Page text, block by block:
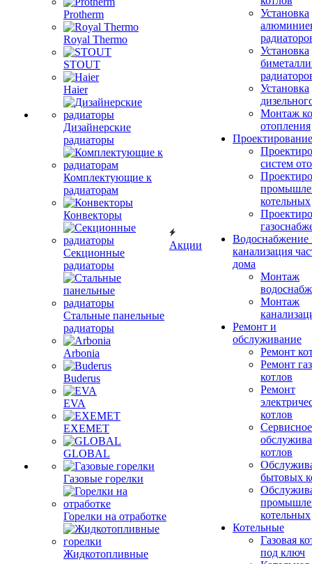
Protherm
Royal Thermo
STOUT
Haier
Дизайнерские
радиаторы
Комплектующие к
радиаторам
Конвекторы
Секционные
радиаторы
Стальные панельные
радиаторы
Arbonia
Buderus
EVA
EXEMET
GLOBAL
Газовые горелки
Горелки на отработке
Жидкотопливные
Акции
Установка
Установка
Установка
Монтаж
отопления
Проектирование
систем
котельных
Водоснабжение
канализация
дома
Монтаж
Монтаж
Ремонт и
обслуживание
Ремонт
Ремонт
котлов
Ремонт
котлов
Сервисное
котлов
бытовых
котельных
Котельные
Газовая
под ключ